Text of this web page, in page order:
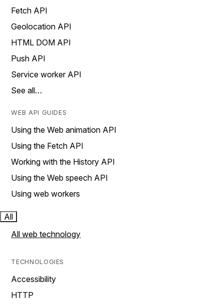
Fetch API
Geolocation API
HTML DOM API
Push API
Service worker API
See all…
WEB API GUIDES
Using the Web animation API
Using the Fetch API
Working with the History API
Using the Web speech API
Using web workers
All
All web technology
TECHNOLOGIES
Accessibility
HTTP